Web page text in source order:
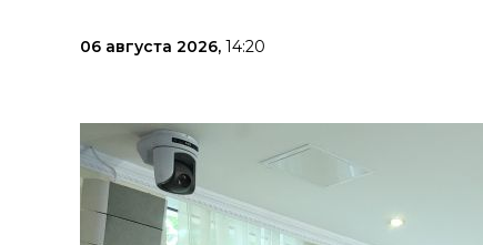
06 августа 2026, 14:20